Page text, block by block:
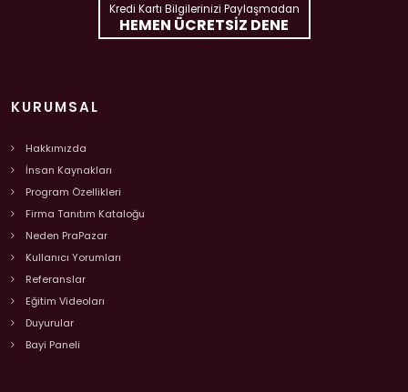
Kredi Kartı Bilgilerinizi Paylaşmadan
HEMEN ÜCRETSIZ DENE
KURUMSAL
Hakkımızda
İnsan Kaynakları
Program Özellikleri
Firma Tanıtım Kataloğu
Neden PraPazar
Kullanıcı Yorumları
Referanslar
Eğitim Videoları
Duyurular
Bayi Paneli